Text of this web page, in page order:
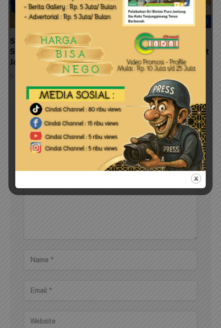
Satpolairud Polresta Tanjungpinang Pasang
Spanduk Himbauan Kebersihan dan Ajak Masyarakat
Jaga Kelestarian Pulau Penyengat
6 Agustus 2026
LEAVE A REPLY